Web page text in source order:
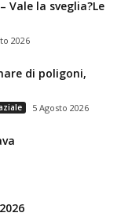
Vale la sveglia?Le
2026
di poligoni,
5 Agosto 2026